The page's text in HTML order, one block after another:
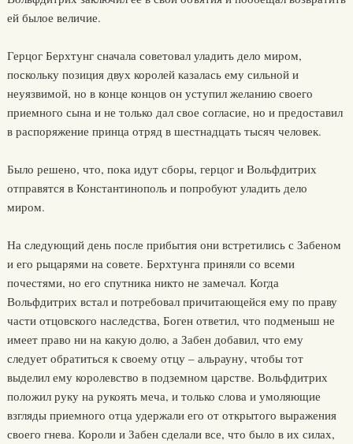
ей былое величие.
Герцог Берхтунг сначала советовал уладить дело миром,
поскольку позиция двух королей казалась ему сильной и
неуязвимой, но в конце концов он уступил желанию своего
приемного сына и не только дал свое согласие, но и предоставил
в распоряжение принца отряд в шестнадцать тысяч человек.
Было решено, что, пока идут сборы, герцог и Вольфдитрих
отправятся в Константинополь и попробуют уладить дело
миром.
На следующий день после прибытия они встретились с Забеном
и его рыцарями на совете. Берхтунга приняли со всеми
почестями, но его спутника никто не замечал. Когда
Вольфдитрих встал и потребовал причитающейся ему по праву
части отцовского наследства, Боген ответил, что подменыш не
имеет право ни на какую долю, а Забен добавил, что ему
следует обратиться к своему отцу – альрауну, чтобы тот
выделил ему королевство в подземном царстве. Вольфдитрих
положил руку на рукоять меча, и только слова и умоляющие
взгляды приемного отца удержали его от открытого выражения
своего гнева. Короли и Забен сделали все, что было в их силах,